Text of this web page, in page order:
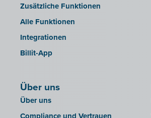
Zusätzliche Funktionen
Alle Funktionen
Integrationen
Billit-App
Über uns
Über uns